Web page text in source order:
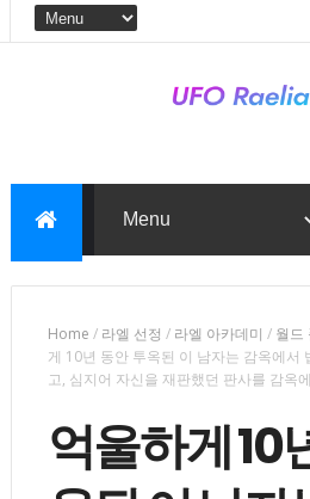
Home / 라엘 선정 / 라엘 아카데미 / 월드
게 10년 동안 투옥된 이 남자는 감옥에서
고, 심지어 자신을 재판했던 판사를 감옥
억울하게 10